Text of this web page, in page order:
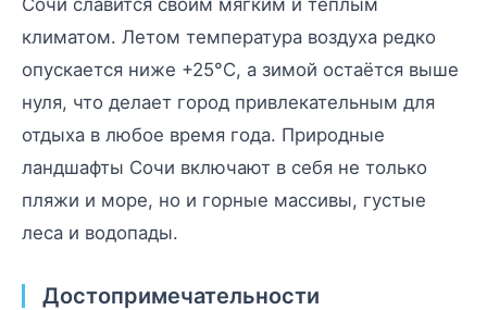
климатом. Летом температура воздуха редко
опускается ниже +25°C, а зимой остаётся выше
нуля, что делает город привлекательным для
отдыха в любое время года. Природные
ландшафты Сочи включают в себя не только
пляжи и море, но и горные массивы, густые
леса и водопады.
Достопримечательности